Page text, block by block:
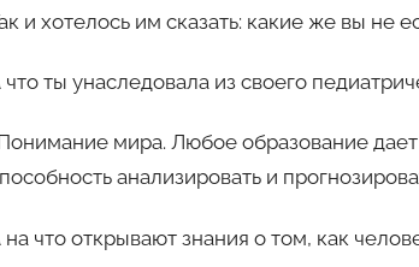
и хотелось им сказать: какие же вы не
что ты унаследовала из своего
мира. Любое образование
анализировать и
на что открывают знания о том, как